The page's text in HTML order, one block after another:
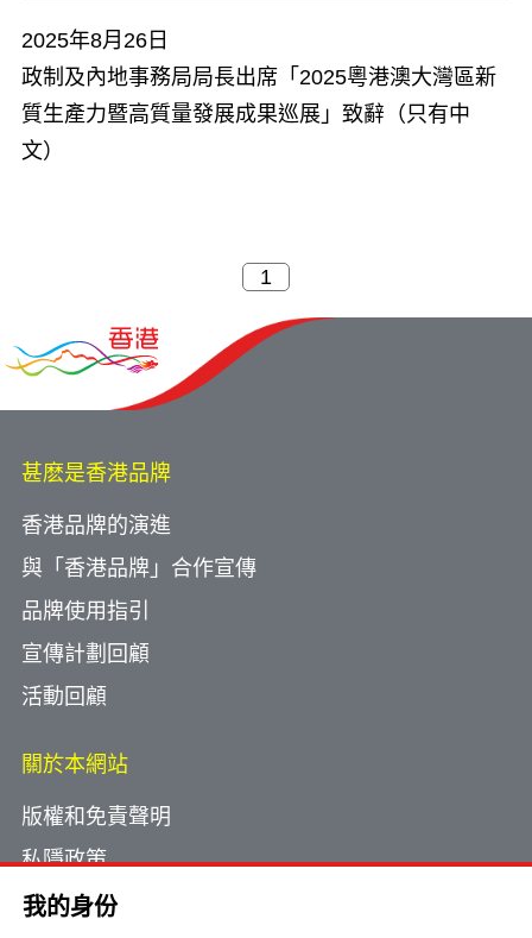
我的身份
2025年8月26日
政制及內地事務局局長出席「2025粵港澳大灣區新
質生產力暨高質量發展成果巡展」致辭（只有中
文）
甚麽是香港品牌
香港品牌的演進
與「香港品牌」合作宣傳
品牌使用指引
宣傳計劃回顧
活動回顧
關於本網站
版權和免責聲明
私隱政策
使用小型文字檔案